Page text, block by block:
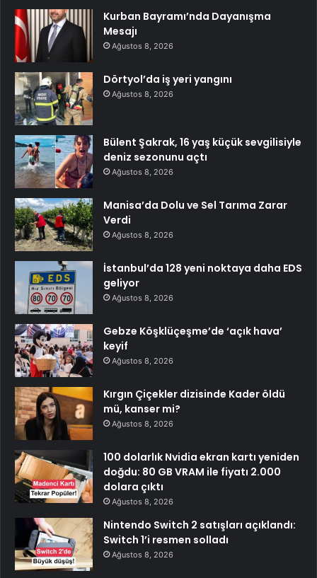
Kurban Bayramı’nda Dayanışma
Mesajı
Ağustos 8, 2026
Dörtyol’da iş yeri yangını
Ağustos 8, 2026
Bülent Şakrak, 16 yaş küçük sevgilisiyle
deniz sezonunu açtı
Ağustos 8, 2026
Manisa’da Dolu ve Sel Tarıma Zarar
Verdi
Ağustos 8, 2026
İstanbul’da 128 yeni noktaya daha EDS
geliyor
Ağustos 8, 2026
Gebze Köşklüçeşme’de ‘açık hava’
keyif
Ağustos 8, 2026
Kırgın Çiçekler dizisinde Kader öldü
mü, kanser mi?
Ağustos 8, 2026
100 dolarlık Nvidia ekran kartı yeniden
doğdu: 80 GB VRAM ile fiyatı 2.000
dolara çıktı
Ağustos 8, 2026
Nintendo Switch 2 satışları açıklandı:
Switch 1’i resmen solladı
Ağustos 8, 2026